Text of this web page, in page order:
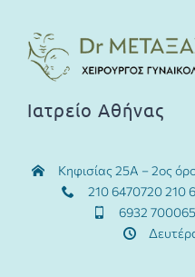
Ιατρείο Αθήνας
Κηφισίας 25Α – 2ος
210 6470720 210
6932 700065